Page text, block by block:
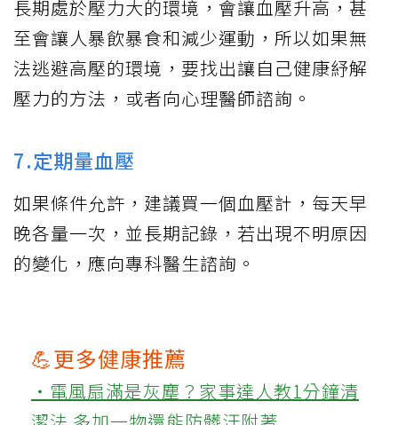
長期處於壓力大的環境，會讓血壓升高，甚
至會讓人暴飲暴食和減少運動，所以如果無
法逃避高壓的環境，要找出讓自己健康紓解
壓力的方法，或者向心理醫師諮詢。
7.定期量血壓
如果條件允許，建議買一個血壓計，每天早
晚各量一次，並長期記錄，若出現不明原因
的變化，應向專科醫生諮詢。
💪更多健康推薦
‧電風扇滿是灰塵？家事達人教1分鐘清